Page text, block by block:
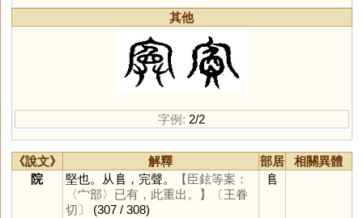
其他
字例: 2/2
《說文》 解釋 部居
相關異體
院
堅也。从𨸏，完聲。
【臣鉉等案：
〈宀部〉已有，此重出。】
〔王眷
切〕
(307 / 308)
𨸏